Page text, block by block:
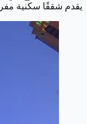
يقدم شققًا سكنية